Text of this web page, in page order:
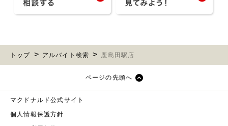
トップ アルバイト検索 鹿島田駅店
ページの先頭へ
マクドナルド公式サイト
個人情報保護方針